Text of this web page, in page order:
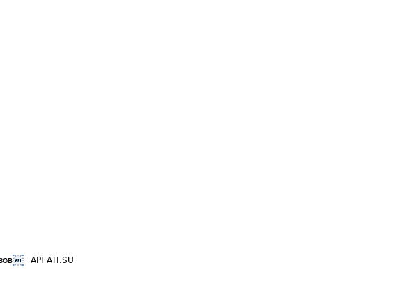
API ATI.SU